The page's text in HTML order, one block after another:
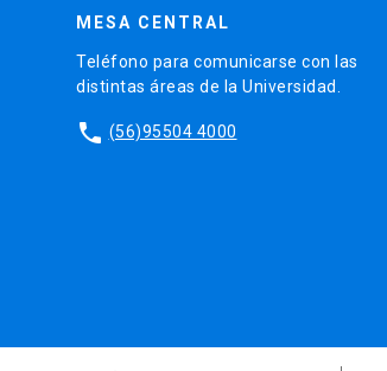
MESA CENTRAL
Teléfono para comunicarse con las
distintas áreas de la Universidad.
phone (56)95504 4000